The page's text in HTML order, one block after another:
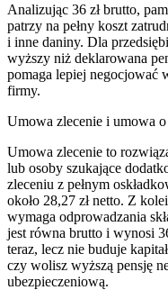
Analizując 36 zł brutto,
patrzy na pełny koszt
i inne daniny. Dla
wyższy niż deklarowana
pomaga lepiej negocjować
firmy.
Umowa zlecenie i umowa
Umowa zlecenie to
lub osoby szukające
zleceniu z pełnym
około 28,27 zł netto. Z
wymaga odprowadzania
jest równa brutto i wynosi
teraz, lecz nie buduje
czy wolisz wyższą pensję
ubezpieczeniową.